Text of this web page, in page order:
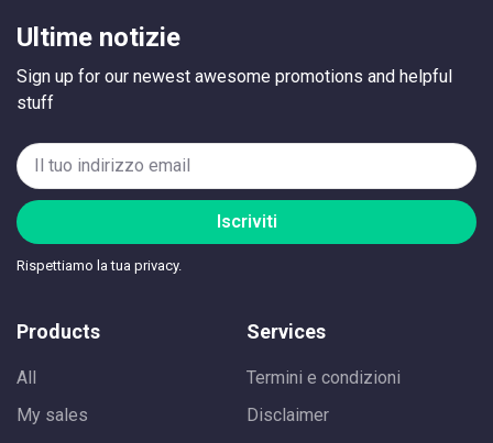
Ultime notizie
Sign up for our newest awesome promotions and helpful
stuff
Iscriviti
Rispettiamo la tua privacy.
Products
All
My sales
Services
Termini e condizioni
Disclaimer